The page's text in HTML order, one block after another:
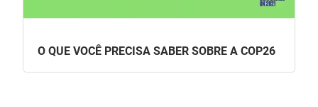
O QUE VOCÊ PRECISA SABER SOBRE A COP26